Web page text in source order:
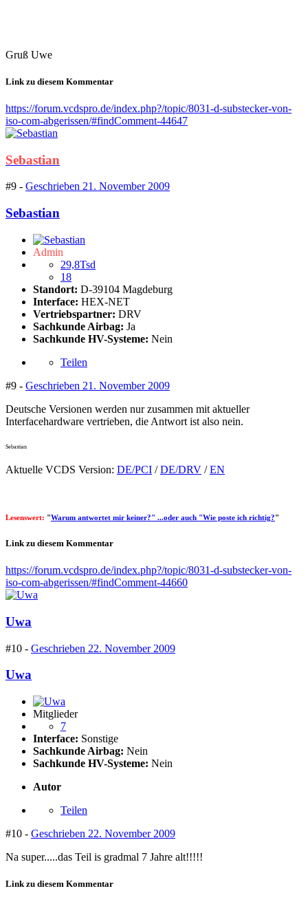
Gruß Uwe
Link zu diesem Kommentar
https://forum.vcdspro.de/index.php?/topic/8031-d-substecker-von-
iso-com-abgerissen/#findComment-44647
Sebastian
#9 - Geschrieben 21. November 2009
Sebastian
Admin
29,8Tsd
18
Standort: D-39104 Magdeburg
Interface: HEX-NET
Vertriebspartner: DRV
Sachkunde Airbag: Ja
Sachkunde HV-Systeme: Nein
Teilen
#9 - Geschrieben 21. November 2009
Deutsche Versionen werden nur zusammen mit aktueller
Interfacehardware vertrieben, die Antwort ist also nein.
Sebastian
Aktuelle VCDS Version: DE/PCI /DE/DRV /EN
Lesenswert: "Warum antwortet mir keiner?" ...oder auch "Wie poste ich richtig?"
Link zu diesem Kommentar
https://forum.vcdspro.de/index.php?/topic/8031-d-substecker-von-
iso-com-abgerissen/#findComment-44660
Uwa
#10 - Geschrieben 22. November 2009
Uwa
Mitglieder
7
Interface: Sonstige
Sachkunde Airbag: Nein
Sachkunde HV-Systeme: Nein
Autor
Teilen
#10 - Geschrieben 22. November 2009
Na super.....das Teil is gradmal 7 Jahre alt!!!!!
Link zu diesem Kommentar